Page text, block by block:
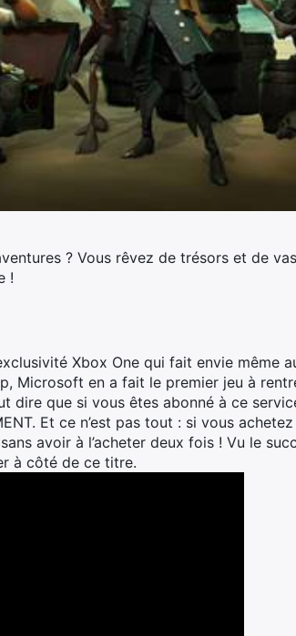
? Vous rêvez de trésors et de
!
Xbox One qui fait envie même
Microsoft en a fait le premier jeu à
dire que si vous êtes abonné à ce
Et ce n’est pas tout : si vous
avoir à l’acheter deux fois ! Vu le
à côté de ce titre.